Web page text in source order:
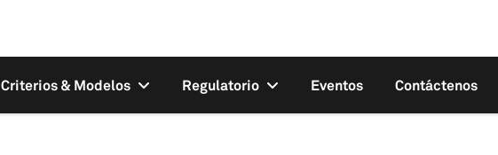
Criterios & Modelos Regulatorio Eventos Contáctenos